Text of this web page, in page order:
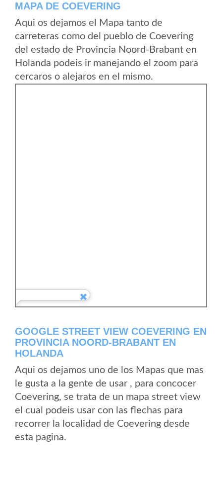
MAPA DE COEVERING
Aqui os dejamos el Mapa tanto de
carreteras como del pueblo de Coevering
del estado de Provincia Noord-Brabant en
Holanda podeis ir manejando el zoom para
cercaros o alejaros en el mismo.
GOOGLE STREET VIEW COEVERING EN
PROVINCIA NOORD-BRABANT EN
HOLANDA
Aqui os dejamos uno de los Mapas que mas
le gusta a la gente de usar , para concocer
Coevering, se trata de un mapa street view
el cual podeis usar con las flechas para
recorrer la localidad de Coevering desde
esta pagina.